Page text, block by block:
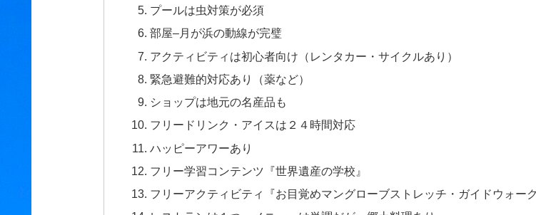
プールは虫対策が必須
部屋–月が浜の動線が完璧
アクティビティは初心者向け（レンタカー・サイクルあり）
緊急避難的対応あり（薬など）
ショップは地元の名産品も
フリードリンク・アイスは２４時間対応
ハッピーアワーあり
フリー学習コンテンツ『世界遺産の学校』
フリーアクティビティ『お目覚めマングローブストレッチ・ガイドウォーク